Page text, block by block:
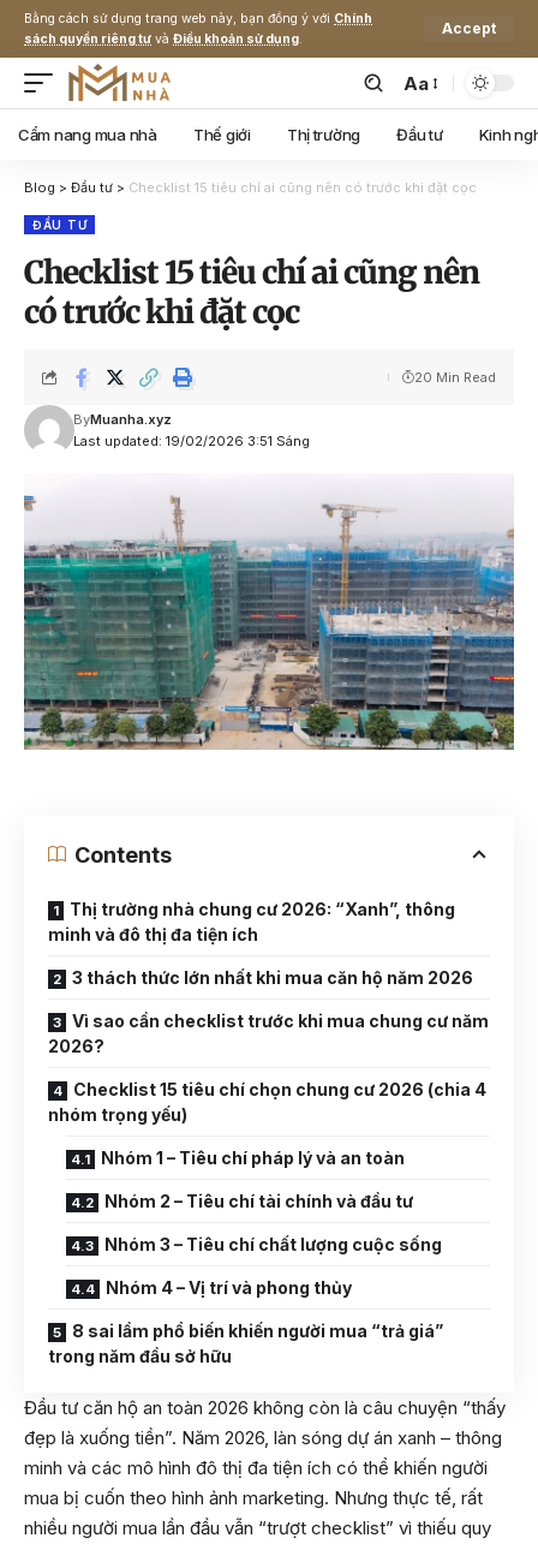
Bằng cách sử dụng trang web này, bạn đồng ý với Chính
sách quyền riêng tư và Điều khoản sử dụng.
Accept
Aa
Cẩm nang mua nhà Thế giới Thị trường Đầu tư Kinh
Blog > Đầu tư > Checklist 15 tiêu chí ai cũng nên có trước khi đặt cọc
ĐẦU TƯ
Checklist 15 tiêu chí ai cũng nên
có trước khi đặt cọc
Last updated: 19/02/2026 3:51 Sáng
ByMuanha.xyz
20 Min Read
Contents
Thị trường nhà chung cư 2026: “Xanh”, thông
minh và đô thị đa tiện ích
3 thách thức lớn nhất khi mua căn hộ năm 2026
Vì sao cần checklist trước khi mua chung cư năm
2026?
Checklist 15 tiêu chí chọn chung cư 2026 (chia 4
nhóm trọng yếu)
Nhóm 1 – Tiêu chí pháp lý và an toàn
Nhóm 2 – Tiêu chí tài chính và đầu tư
Nhóm 3 – Tiêu chí chất lượng cuộc sống
Nhóm 4 – Vị trí và phong thủy
8 sai lầm phổ biến khiến người mua “trả giá”
trong năm đầu sở hữu
Đầu tư căn hộ an toàn 2026 không còn là câu chuyện “thấy
đẹp là xuống tiền”. Năm 2026, làn sóng dự án xanh – thông
minh và các mô hình đô thị đa tiện ích có thể khiến người
mua bị cuốn theo hình ảnh marketing. Nhưng thực tế, rất
nhiều người mua lần đầu vẫn “trượt checklist” vì thiếu quy